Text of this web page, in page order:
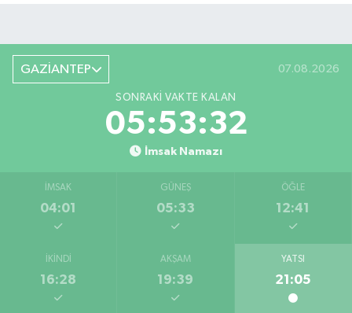
GAZİANTEP 07.08.2026
SONRAKI VAKTE KALAN
05:53:31
İmsak Namazı
İMSAK
04:01
GÜNEŞ
05:33
ÖĞLE
12:41
İKINDI
16:28
AKŞAM
19:39
YATSI
21:05